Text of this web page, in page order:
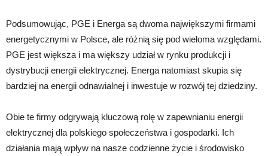
Podsumowując, PGE i Energa są dwoma największymi firmami
energetycznymi w Polsce, ale różnią się pod wieloma względami.
PGE jest większa i ma większy udział w rynku produkcji i
dystrybucji energii elektrycznej. Energa natomiast skupia się
bardziej na energii odnawialnej i inwestuje w rozwój tej dziedziny.
Obie te firmy odgrywają kluczową rolę w zapewnianiu energii
elektrycznej dla polskiego społeczeństwa i gospodarki. Ich
działania mają wpływ na nasze codzienne życie i środowisko